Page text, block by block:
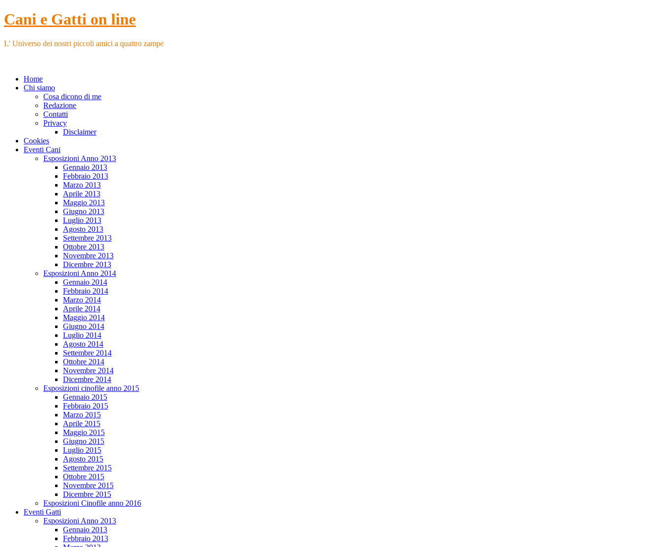
Cani e Gatti on line
L' Universo dei nostri piccoli amici a quattro zampe
Home
Chi siamo
Cosa dicono di me
Redazione
Contatti
Privacy
Disclaimer
Cookies
Eventi Cani
Esposizioni Anno 2013
Gennaio 2013
Febbraio 2013
Marzo 2013
Aprile 2013
Maggio 2013
Giugno 2013
Luglio 2013
Agosto 2013
Settembre 2013
Ottobre 2013
Novembre 2013
Dicembre 2013
Esposizioni Anno 2014
Gennaio 2014
Febbraio 2014
Marzo 2014
Aprile 2014
Maggio 2014
Giugno 2014
Luglio 2014
Agosto 2014
Settembre 2014
Ottobre 2014
Novembre 2014
Dicembre 2014
Esposizioni cinofile anno 2015
Gennaio 2015
Febbraio 2015
Marzo 2015
Aprile 2015
Maggio 2015
Giugno 2015
Luglio 2015
Agosto 2015
Settembre 2015
Ottobre 2015
Novembre 2015
Dicembre 2015
Esposizioni Cinofile anno 2016
Eventi Gatti
Esposizioni Anno 2013
Gennaio 2013
Febbraio 2013